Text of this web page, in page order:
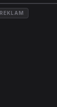
REKLAM